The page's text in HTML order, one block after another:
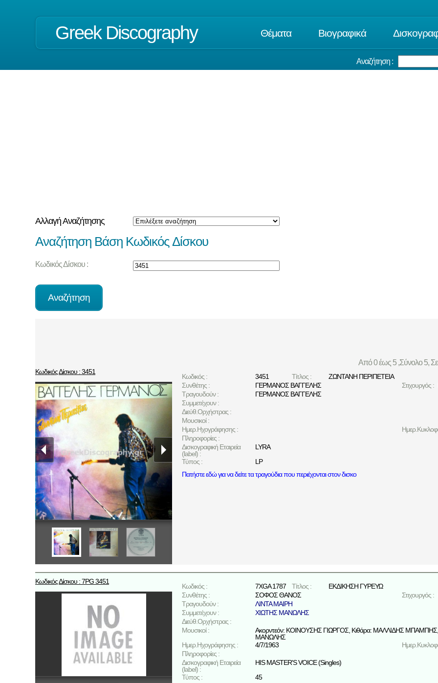
Greek Discography Θέματα Βιογραφικά
Αναζήτηση :
Αλλαγή Αναζήτησης
Αναζήτηση Βάση Κωδικός Δίσκου
Κωδικός Δίσκου :
Από 0 έως 5 ,Σύνολο 5,
Κωδικός Δίσκου : 3451
Κωδικός : 3451 Τίτλος :
ΖΩΝΤΑΝΗ ΠΕΡΙΠΕΤΕΙΑ
Συνθέτης :
ΓΕΡΜΑΝΟΣ ΒΑΓΓΕΛΗΣ Στιχουργός :
Τραγουδούν :
ΓΕΡΜΑΝΟΣ ΒΑΓΓΕΛΗΣ
Συμμετέχουν :
Διεύθ.Ορχήστρας :
Μουσικοί :
Ημερ.Ηχογράφησης :
Πληροφορίες :
Δισκογραφική Εταιρεία
(label) :
LYRA
Τύπος :
LP
Πατήστε εδώ για να δείτε τα τραγούδια που περιέχονται στον δισκο
Κωδικός Δίσκου : 7PG 3451
Κωδικός : 7XGA 1787 Τίτλος :
ΕΚΔΙΚΗΣΗ ΓΥΡΕΥΩ
Συνθέτης :
ΣΟΦΟΣ ΘΑΝΟΣ Στιχουργός :
Τραγουδούν :
ΛΙΝΤΑ ΜΑΙΡΗ
Συμμετέχουν :
ΧΙΩΤΗΣ ΜΑΝΩΛΗΣ
Διεύθ.Ορχήστρας :
Μουσικοί :
Ακορντεόν: ΚΟΙΝΟΥΣΗΣ ΓΙΩΡΓΟΣ, Κιθάρα: ΜΑΛΛΙΔΗΣ
ΜΑΝΩΛΗΣ
Ημερ.Ηχογράφησης :
4/7/1963
Πληροφορίες :
Δισκογραφική Εταιρεία
(label) :
HIS MASTER'S VOICE (Singles)
Τύπος :
45